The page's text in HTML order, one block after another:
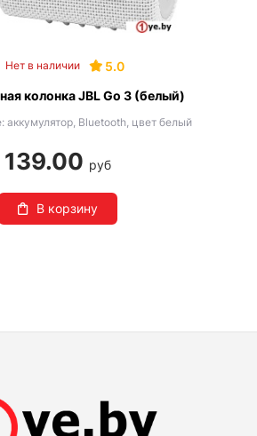
Нет в наличии
5.0
колонка JBL Go 3 (белый)
аккумулятор, Bluetooth, цвет белый
139.00 руб
В корзину